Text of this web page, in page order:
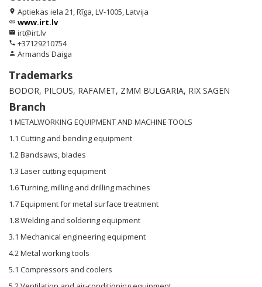
location_on Aptiekas iela 21, Rīga, LV-1005, Latvija
link www.irt.lv
email irt@irt.lv
phone +37129210754
person Armands Daiga
Trademarks
BODOR, PILOUS, RAFAMET, ZMM BULGARIA, RIX SAGEN
Branch
1 METALWORKING EQUIPMENT AND MACHINE TOOLS
1.1 Cutting and bending equipment
1.2 Bandsaws, blades
1.3 Laser cutting equipment
1.6 Turning, milling and drilling machines
1.7 Equipment for metal surface treatment
1.8 Welding and soldering equipment
3.1 Mechanical engineering equipment
4.2 Metal working tools
5.1 Compressors and coolers